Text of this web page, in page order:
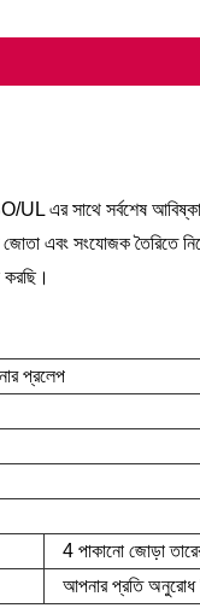
এর সাথে সর্বশেষ আবিষ্কার
এবং সংযোজক তৈরিতে
করছি।
প্রলেপ
4 পাকানো জোড়া
আপনার প্রতি অনুরোধ